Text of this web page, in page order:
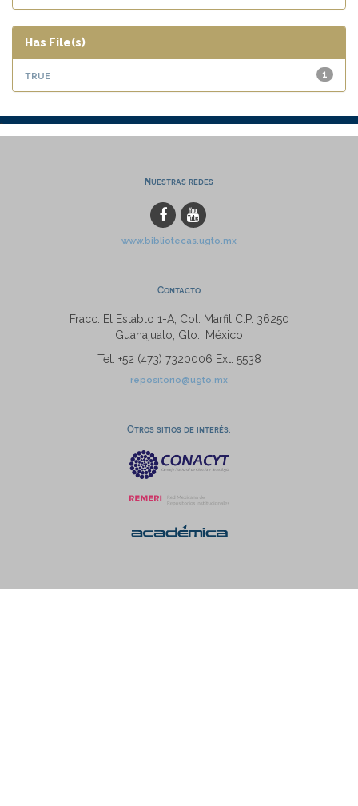
Has File(s)
1
true
Nuestras redes
www.bibliotecas.ugto.mx
Contacto
Fracc. El Establo 1-A, Col. Marfil C.P. 36250
Guanajuato, Gto., México
Tel: +52 (473) 7320006 Ext. 5538
repositorio@ugto.mx
Otros sitios de interés: